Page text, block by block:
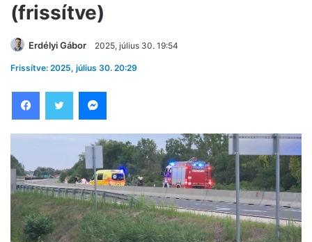
(frissítve)
Erdélyi Gábor 2025, július 30. 19:54
Frissítve: 2025, július 30. 20:29